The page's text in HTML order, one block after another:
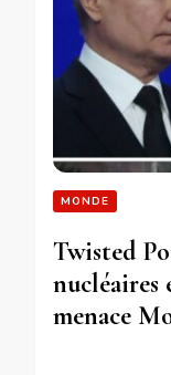
MONDE
Twisted
nucléaires
menace